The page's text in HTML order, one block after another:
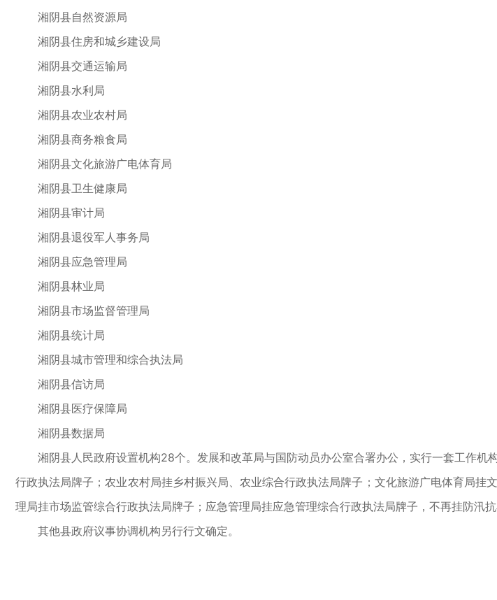
湘阴县自然资源局
湘阴县住房和城乡建设局
湘阴县交通运输局
湘阴县水利局
湘阴县农业农村局
湘阴县商务粮食局
湘阴县文化旅游广电体育局
湘阴县卫生健康局
湘阴县审计局
湘阴县退役军人事务局
湘阴县应急管理局
湘阴县林业局
湘阴县市场监督管理局
湘阴县统计局
湘阴县城市管理和综合执法局
湘阴县信访局
湘阴县医疗保障局
湘阴县数据局
湘阴县人民政府设置机构28个。发展和改革局与国防动员办公室合署办公，实行一套工作机
行政执法局牌子；农业农村局挂乡村振兴局、农业综合行政执法局牌子；文化旅游广电体育局
理局挂市场监管综合行政执法局牌子；应急管理局挂应急管理综合行政执法局牌子，不再挂防汛
其他县政府议事协调机构另行行文确定。